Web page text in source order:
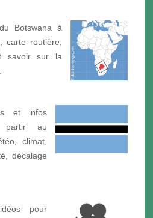
Botswana à
carte routière,
savoir sur la
et infos
partir au
climat,
décalage
pour